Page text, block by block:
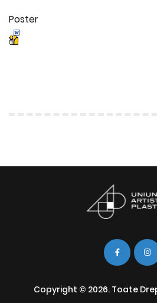
Poster
Copyright © 2026. Toate